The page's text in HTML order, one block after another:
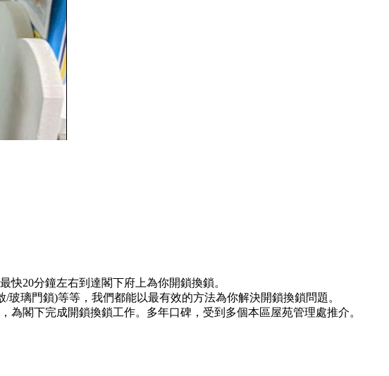
20分鐘左右到達閣下府上為你開鎖換鎖。
璃門鎖)等等，我們都能以最有效的方法為你解決開鎖換鎖問題。
閣下完成開鎖換鎖工作。多年口碑，受到多個本區屋苑管理處推介。